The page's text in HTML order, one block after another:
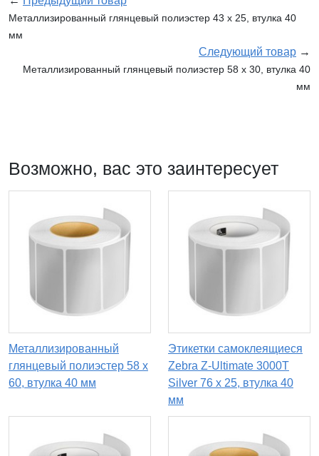
Металлизированный глянцевый полиэстер 43 x 25, втулка 40
мм
Следующий товар →
Металлизированный глянцевый полиэстер 58 x 30, втулка 40
мм
Возможно, вас это заинтересует
Металлизированный
глянцевый полиэстер 58 x
60, втулка 40 мм
Этикетки самоклеящиеся
Zebra Z-Ultimate 3000T
Silver 76 x 25, втулка 40
мм